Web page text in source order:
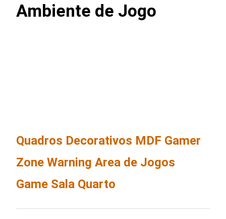
Ambiente de Jogo
Quadros Decorativos MDF Gamer
Zone Warning Area de Jogos
Game Sala Quarto